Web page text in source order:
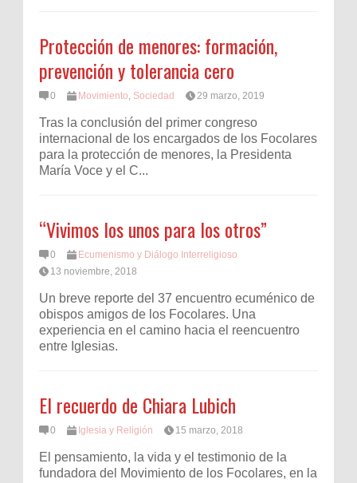
Protección de menores: formación,
prevención y tolerancia cero
0 Movimiento, Sociedad 29 marzo, 2019
Tras la conclusión del primer congreso
internacional de los encargados de los Focolares
para la protección de menores, la Presidenta
María Voce y el C...
“Vivimos los unos para los otros”
0
Ecumenismo y Diálogo Interreligioso
13 noviembre, 2018
Un breve reporte del 37 encuentro ecuménico de
obispos amigos de los Focolares. Una
experiencia en el camino hacia el reencuentro
entre Iglesias.
El recuerdo de Chiara Lubich
0 Iglesia y Religión 15 marzo, 2018
El pensamiento, la vida y el testimonio de la
fundadora del Movimiento de los Focolares, en la